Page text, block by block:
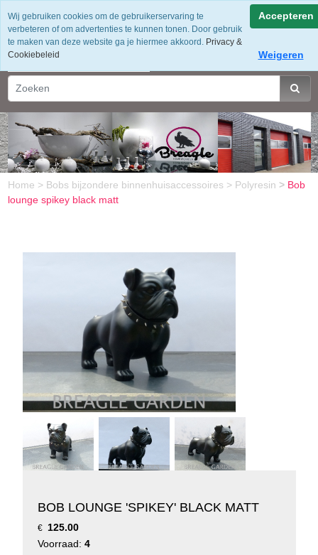
Home > Bobs bijzondere binnenhuisaccessoires > Polyresin > Bob
lounge spikey black matt
BOB LOUNGE 'SPIKEY' BLACK MATT
€
125.00
Voorraad: 4
Wij gebruiken cookies om de gebruikerservaring te
verbeteren of om advertenties te kunnen tonen. Door gebruik
te maken van deze website ga je hiermee akkoord. Privacy &
Cookiebeleid
Accepteren
Weigeren